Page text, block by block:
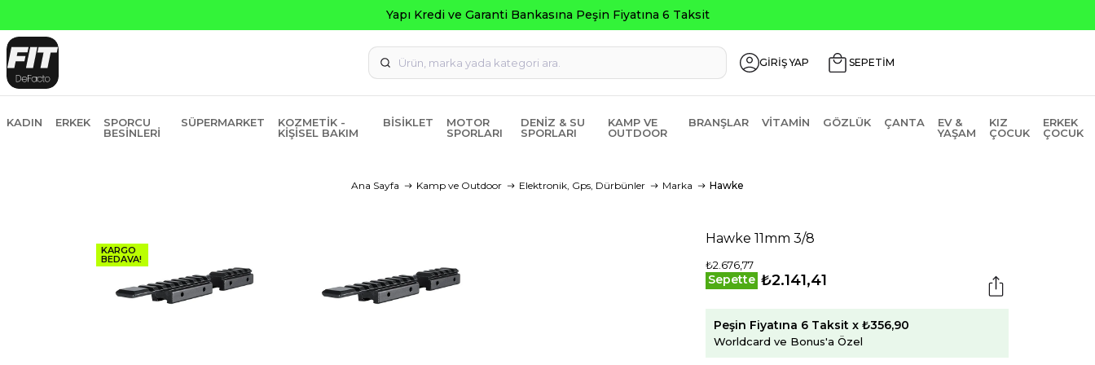
GİRİŞ YAP SEPETİM
KADIN ERKEK
SPORCU
BESINLERI
SÜPERMARKET
KOZMETIK -
KIŞISEL BAKIM
BISIKLET
MOTOR
SPORLARI
DENIZ & SU
SPORLARI
KAMP VE
OUTDOOR
BRANŞLAR VITAMIN GÖZLÜK ÇANTA
EV &
YAŞAM
KIZ
ÇOCUK
ERKEK
ÇOCUK
Ana Sayfa Kamp ve Outdoor Elektronik, Gps, Dürbünler Marka Hawke
KARGO
BEDAVA!
Hawke 11mm 3/8
₺2.676,77
Sepette ₺2.141,41
Peşin Fiyatına 6 Taksit x ₺356,90
Worldcard ve Bonus'a Özel